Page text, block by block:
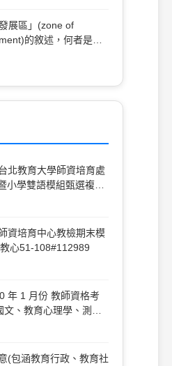
力所能 達到的水
達到水平之間。 丁、
展區」(zone of
的敘述，何者是正
的區域 B.
的水平與成人協助後
D.它可經由智力測驗和
。
北教育大學師資培育處
小學雙語模組甄選複審
資培育中心教檢期末模
心51-108#112989
年 1 月份 教師資格考
、教育心理學、測驗
(包涵教育行政、教育社